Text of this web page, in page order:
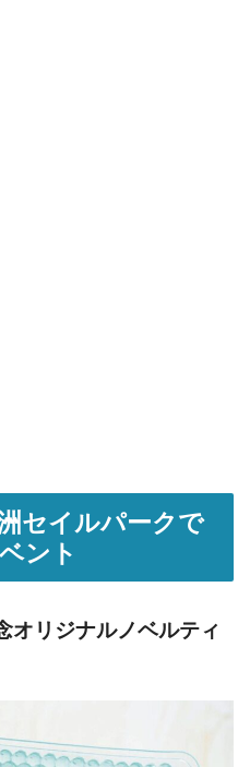
セイルパークで
ント
オリジナルノベルティ